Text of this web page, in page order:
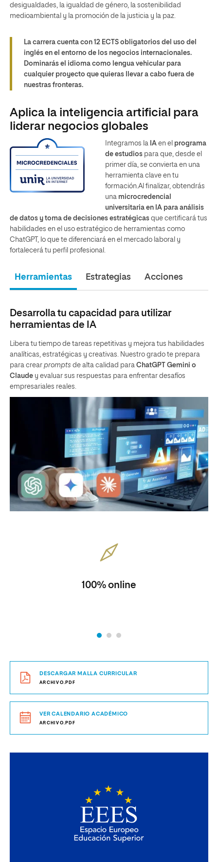
desigualdades, la igualdad de género, la sostenibilidad
medioambiental y la promoción de la justicia y la paz.
La carrera cuenta con 12 ECTS obligatorios del uso del
inglés en el entorno de los negocios internacionales.
Dominarás el idioma como lengua vehicular para
cualquier proyecto que quieras llevar a cabo fuera de
nuestras fronteras.
Aplica la inteligencia artificial para
liderar negocios globales
Integramos la IA en el programa
de estudios para que, desde el
primer día, se convierta en una
herramienta clave en tu
formación.Al finalizar, obtendrás
una microcredencial
universitaria en IA para análisis
de datos y toma de decisiones estratégicas que certificará tus
habilidades en el uso estratégico de herramientas como
ChatGPT, lo que te diferenciará en el mercado laboral y
fortalecerá tu perfil profesional.
Herramientas Estrategias Acciones
Desarrolla tu capacidad para utilizar
herramientas de IA
Libera tu tiempo de tareas repetitivas y mejora tus habilidades
analíticas, estratégicas y creativas. Nuestro grado te prepara
para crear prompts de alta calidad para ChatGPT Gemini o
Claude y evaluar sus respuestas para enfrentar desafíos
empresariales reales.
100% online
DESCARGAR MALLA CURRICULAR
ARCHIVO.PDF
VER CALENDARIO ACADÉMICO
ARCHIVO.PDF